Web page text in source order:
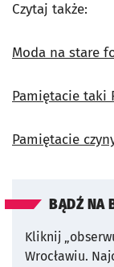
Czytaj także:
Moda na stare
Pamiętacie taki
Pamiętacie
BĄDŹ NA
Kliknij
Wrocławiu.